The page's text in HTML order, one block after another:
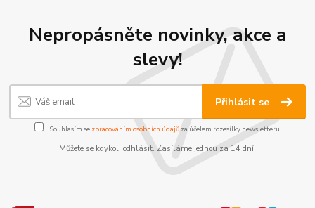
Nepropásněte novinky, akce a
slevy!
Přihlásit se
Souhlasím se zpracováním osobních údajůza účelem rozesílky newsletteru.
Můžete se kdykoli odhlásit. Zasíláme jednou za 14 dní.